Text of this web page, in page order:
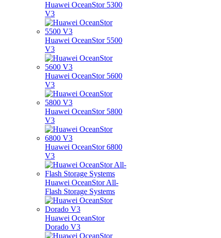
Huawei OceanStor 5300
V3
Huawei OceanStor 5500
V3
Huawei OceanStor 5600
V3
Huawei OceanStor 5800
V3
Huawei OceanStor 6800
V3
Huawei OceanStor All-
Flash Storage Systems
Huawei OceanStor
Dorado V3